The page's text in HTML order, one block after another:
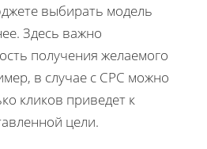
выбирать модель
Здесь важно
получения желаемого
в случае с CPC можно
кликов приведет к
цели.